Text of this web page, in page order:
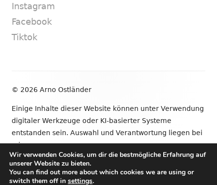
Instagram
Facebook
Tiktok
© 2026 Arno Ostländer
Einige Inhalte dieser Website können unter Verwendung
digitaler Werkzeuge oder KI-basierter Systeme
entstanden sein. Auswahl und Verantwortung liegen bei
mir.
•VerwendetTiny Framework
Wir verwenden Cookies, um dir die bestmögliche Erfahrung auf
unserer Website zu bieten.
You can find out more about which cookies we are using or
switch them off in settings.